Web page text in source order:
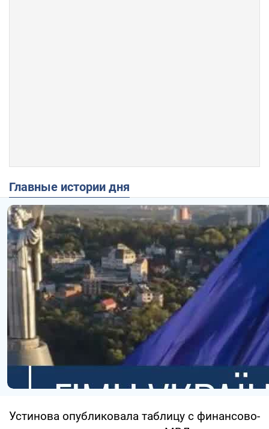
Главные истории дня
Устинова опубликовала таблицу с финансово-